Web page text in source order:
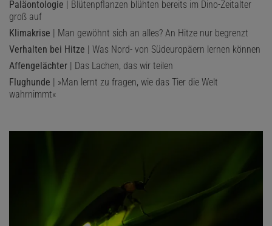
Paläontologie | Blütenpflanzen blühten bereits im Dino-Zeitalter
groß auf
Klimakrise | Man gewöhnt sich an alles? An Hitze nur begrenzt
Verhalten bei Hitze | Was Nord- von Südeuropäern lernen können
Affengelächter | Das Lachen, das wir teilen
Flughunde | »Man lernt zu fragen, wie das Tier die Welt
wahrnimmt«